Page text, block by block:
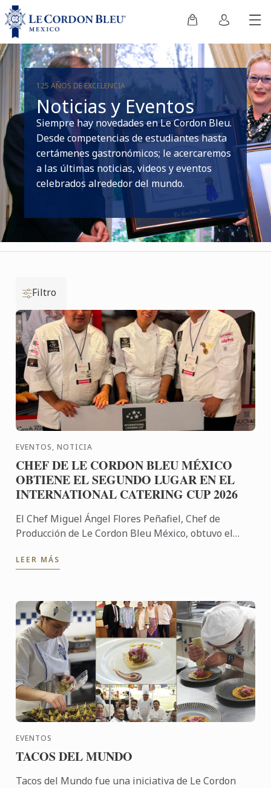
125 AÑOS DE EXCELENCIA
Noticias y Eventos
Siempre hay novedades en Le Cordon Bleu.
Desde competencias de estudiantes hasta
certámenes gastronómicos; le acercaremos
a las últimas noticias, videos y eventos
celebrados alrededor del mundo.
Filtro
EVENTOS, NOTICIA
CHEF DE LE CORDON BLEU MÉXICO
OBTIENE EL SEGUNDO LUGAR EN EL
INTERNATIONAL CATERING CUP 2026
El Chef Miguel Ángel Flores Peñafiel, Chef de
Producción de Le Cordon Bleu México, obtuvo el
2026, destacando el ...
LEER MÁS
EVENTOS
TACOS DEL MUNDO
Tacos del Mundo fue una iniciativa de Le Cordon